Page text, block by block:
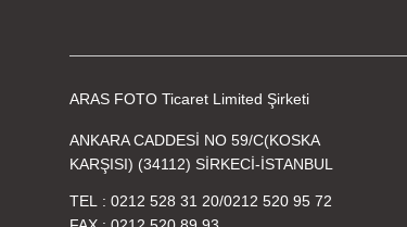
ARAS FOTO Ticaret Limited Şirketi
ANKARA CADDESİ NO 59/C(KOSKA
KARŞISI) (34112) SİRKECİ-İSTANBUL
TEL 0212 528 31 20/0212 520 95 72